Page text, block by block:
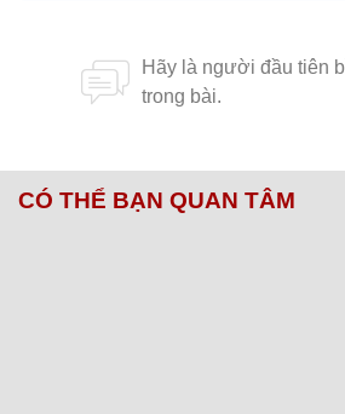
CÓ THỂ BẠN QUAN TÂM